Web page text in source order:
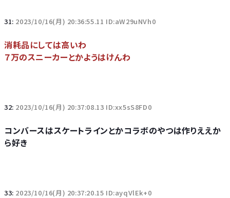
31: 2023/10/16(月) 20:36:55.11 ID:aW29uNVh0
消耗品にしては高いわ
７万のスニーカーとかようはけんわ
32: 2023/10/16(月) 20:37:08.13 ID:xx5sS8FD0
コンバースはスケートラインとかコラボのやつは作りええか
ら好き
33: 2023/10/16(月) 20:37:20.15 ID:ayqVlEk+0